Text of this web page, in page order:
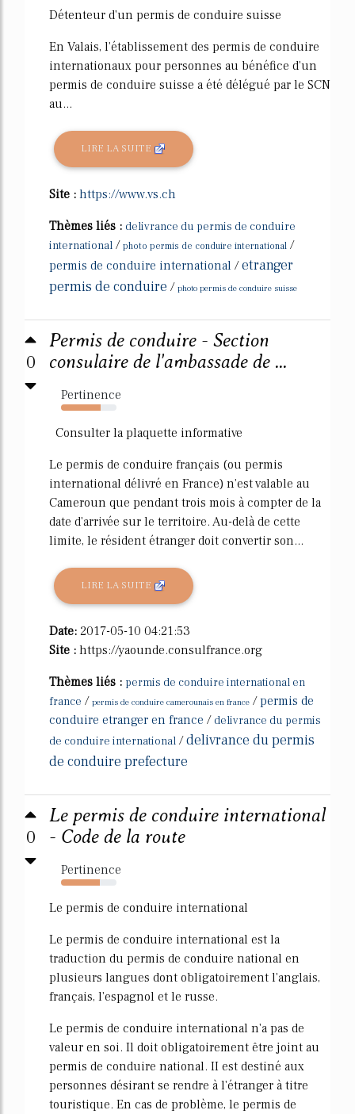
Détenteur d'un permis de conduire suisse
En Valais, l'établissement des permis de conduire
internationaux pour personnes au bénéfice d'un
permis de conduire suisse a été délégué par le SCN
au...
LIRE LA SUITE
Site : https://www.vs.ch
Thèmes liés : delivrance du permis de conduire
international / photo permis de conduire international /
permis de conduire international /etranger
permis de conduire / photo permis de conduire suisse
0
Permis de conduire - Section
consulaire de l'ambassade de ...
Pertinence
71%
Consulter la plaquette informative
Le permis de conduire français (ou permis
international délivré en France) n'est valable au
Cameroun que pendant trois mois à compter de la
date d'arrivée sur le territoire. Au-delà de cette
limite, le résident étranger doit convertir son...
LIRE LA SUITE
Date: 2017-05-10 04:21:53
Site : https://yaounde.consulfrance.org
Thèmes liés : permis de conduire international en
france / permis de conduire camerounais en france /permis de
conduire etranger en france / delivrance du permis
de conduire international /delivrance du permis
de conduire prefecture
0
Le permis de conduire international
- Code de la route
Pertinence
70%
Le permis de conduire international
Le permis de conduire international est la
traduction du permis de conduire national en
plusieurs langues dont obligatoirement l'anglais,
français, l'espagnol et le russe.
Le permis de conduire international n'a pas de
valeur en soi. Il doit obligatoirement être joint au
permis de conduire national. II est destiné aux
personnes désirant se rendre à l'étranger à titre
touristique. En cas de problème, le permis de